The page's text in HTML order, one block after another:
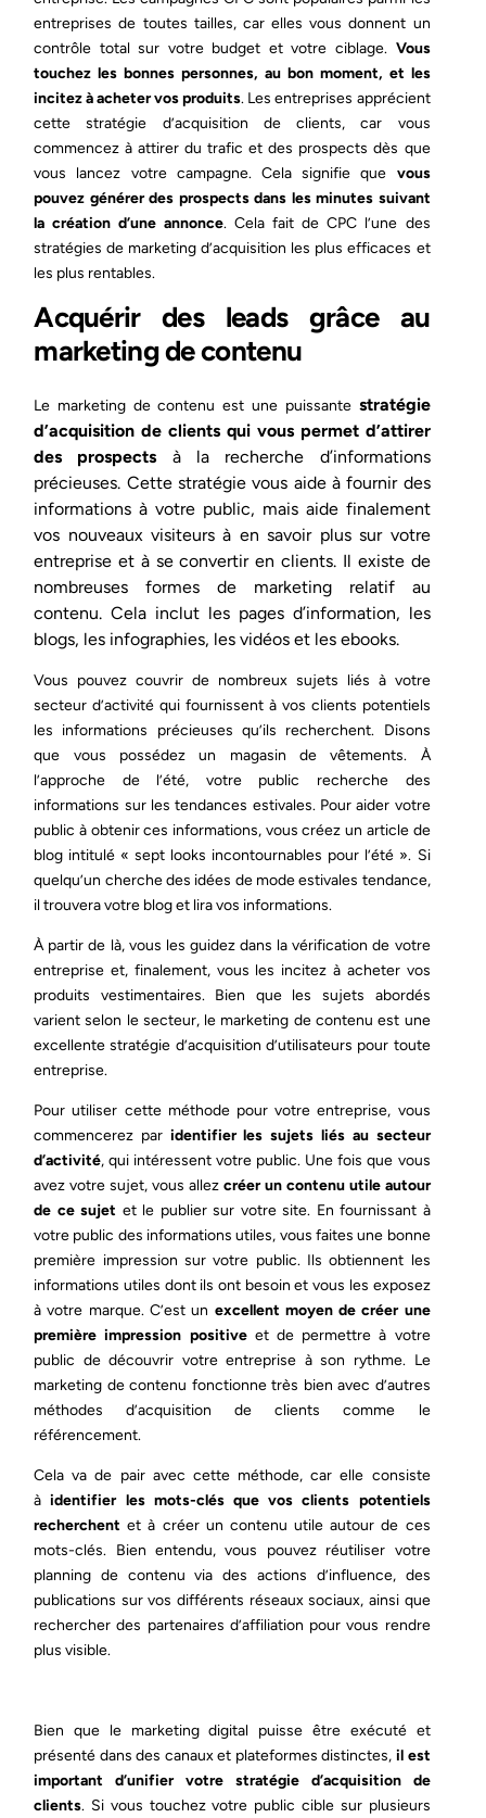
entreprises de toutes tailles, car elles vous donnent un
contrôle total sur votre budget et votre ciblage. Vous
touchez les bonnes personnes, au bon moment, et les
incitez à acheter vos produits. Les entreprises apprécient
cette stratégie d’acquisition de clients, car vous
commencez à attirer du trafic et des prospects dès que
vous lancez votre campagne. Cela signifie que vous
pouvez générer des prospects dans les minutes suivant
la création d’une annonce. Cela fait de CPC l’une des
stratégies de marketing d’acquisition les plus efficaces et
les plus rentables.
Acquérir des leads grâce au
marketing de contenu
Le marketing de contenu est une puissante stratégie
d’acquisition de clients qui vous permet d’attirer
des prospects à la recherche d’informations
précieuses. Cette stratégie vous aide à fournir des
informations à votre public, mais aide finalement
vos nouveaux visiteurs à en savoir plus sur votre
entreprise et à se convertir en clients. Il existe de
nombreuses formes de marketing relatif au
contenu. Cela inclut les pages d’information, les
blogs, les infographies, les vidéos et les ebooks.
Vous pouvez couvrir de nombreux sujets liés à votre
secteur d’activité qui fournissent à vos clients potentiels
les informations précieuses qu’ils recherchent. Disons
que vous possédez un magasin de vêtements. À
l’approche de l’été, votre public recherche des
informations sur les tendances estivales. Pour aider votre
public à obtenir ces informations, vous créez un article de
blog intitulé « sept looks incontournables pour l’été ». Si
quelqu’un cherche des idées de mode estivales tendance,
il trouvera votre blog et lira vos informations.
À partir de là, vous les guidez dans la vérification de votre
entreprise et, finalement, vous les incitez à acheter vos
produits vestimentaires. Bien que les sujets abordés
varient selon le secteur, le marketing de contenu est une
excellente stratégie d’acquisition d’utilisateurs pour toute
entreprise.
Pour utiliser cette méthode pour votre entreprise, vous
commencerez par identifier les sujets liés au secteur
d’activité, qui intéressent votre public. Une fois que vous
avez votre sujet, vous allez créer un contenu utile autour
de ce sujet et le publier sur votre site. En fournissant à
votre public des informations utiles, vous faites une bonne
première impression sur votre public. Ils obtiennent les
informations utiles dont ils ont besoin et vous les exposez
à votre marque. C’est un excellent moyen de créer une
première impression positiveet de permettre à votre
public de découvrir votre entreprise à son rythme. Le
marketing de contenu fonctionne très bien avec d’autres
méthodes d’acquisition de clients comme le
référencement.
Cela va de pair avec cette méthode, car elle consiste
àidentifier les mots-clés que vos clients potentiels
recherchent et à créer un contenu utile autour de ces
mots-clés. Bien entendu, vous pouvez réutiliser votre
planning de contenu via des actions d’influence, des
publications sur vos différents réseaux sociaux, ainsi que
rechercher des partenaires d’affiliation pour vous rendre
plus visible.
Bien que le marketing digital puisse être exécuté et
présenté dans des canaux et plateformes distinctes, il est
important d’unifier votre stratégie d’acquisition de
clients. Si vous touchez votre public cible sur plusieurs